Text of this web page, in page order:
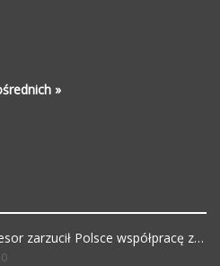
»
zarzucił Polsce współpracę z…
0